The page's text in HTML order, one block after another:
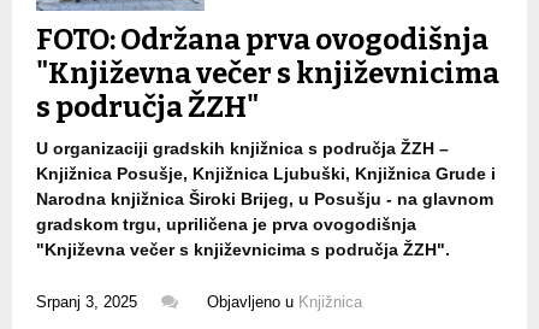
FOTO: Održana prva ovogodišnja
"Književna večer s književnicima
s područja ŽZH"
U organizaciji gradskih knjižnica s područja ŽZH –
Knjižnica Posušje, Knjižnica Ljubuški, Knjižnica Grude i
Narodna knjižnica Široki Brijeg, u Posušju - na glavnom
gradskom trgu, upriličena je prva ovogodišnja
"Književna večer s književnicima s područja ŽZH".
Srpanj 3, 2025 Objavljeno u Knjižnica